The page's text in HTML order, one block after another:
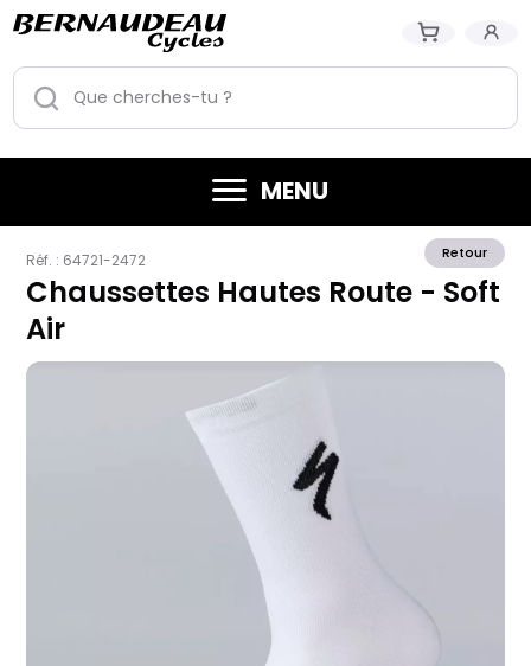
MENU
Retour
Réf. : 64721-2472
Chaussettes Hautes Route - Soft
Air